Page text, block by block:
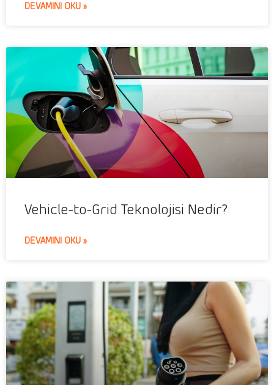
DEVAMINI OKU »
Vehicle-to-Grid Teknolojisi Nedir?
DEVAMINI OKU »